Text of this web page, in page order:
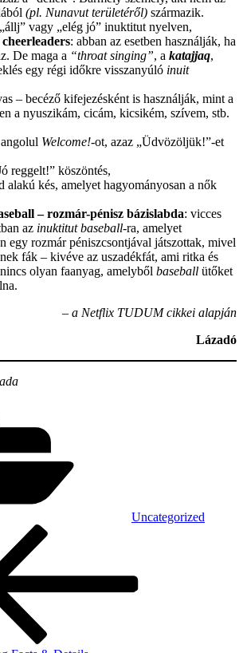
(pl. Nunavut területéről) származik.
vagy „elég jó” inuktitut nyelven,
: abban az esetben használják, ha
De maga a “throat singing”, a katajjaq,
egy régi időkre visszanyúló inuit
– becéző kifejezésként is használják, mint a
a nyuszikám, cicám, kicsikém, szívem, stb.
Welcome!-ot, azaz „Üdvözöljük!”-et
reggelt!” köszöntés,
alakú kés, amelyet hagyományosan a nők
– rozmár-pénisz bázislabda: vicces
az inuktitut baseball-ra, amelyet
egy rozmár péniszcsontjával játszottak, mivel
fák – kivéve az uszadékfát, ami ritka és
olyan faanyag, amelyből baseball ütőket
– a Netflix TUDUM cikkei alapján
Lázadó
Uncategorized